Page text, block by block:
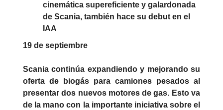
cinemática supereficiente y galardonada
de Scania, también hace su debut en el
IAA
19 de septiembre
Scania continúa expandiendo y mejorando su
oferta de biogás para camiones pesados al
presentar dos nuevos motores de gas. Esto va
de la mano con la importante iniciativa sobre el